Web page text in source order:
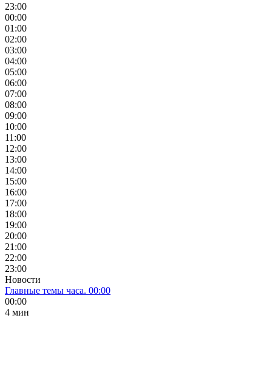
23:00
00:00
01:00
02:00
03:00
04:00
05:00
06:00
07:00
08:00
09:00
10:00
11:00
12:00
13:00
14:00
15:00
16:00
17:00
18:00
19:00
20:00
21:00
22:00
23:00
Новости
Главные темы часа. 00:00
00:00
4 мин